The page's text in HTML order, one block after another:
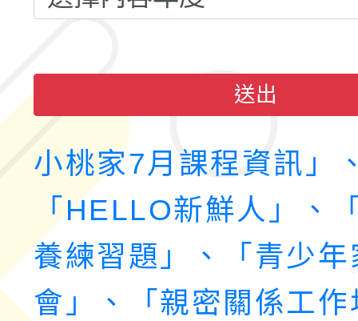
送出
小桃家7月課程資訊」
「HELLO新鮮人」、
養練習題」、「青少
會」、「親密關係工作